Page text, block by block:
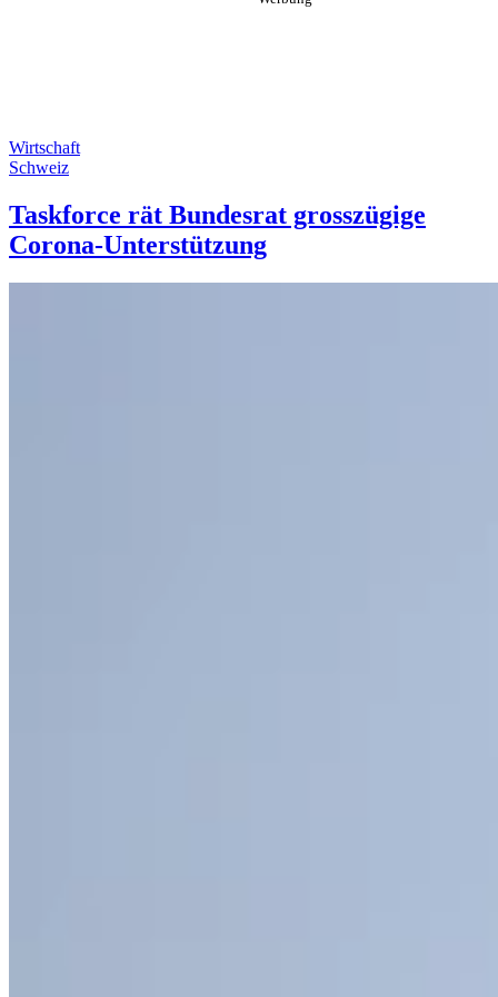
Wirtschaft
Schweiz
Taskforce rät Bundesrat grosszügige
Corona-Unterstützung